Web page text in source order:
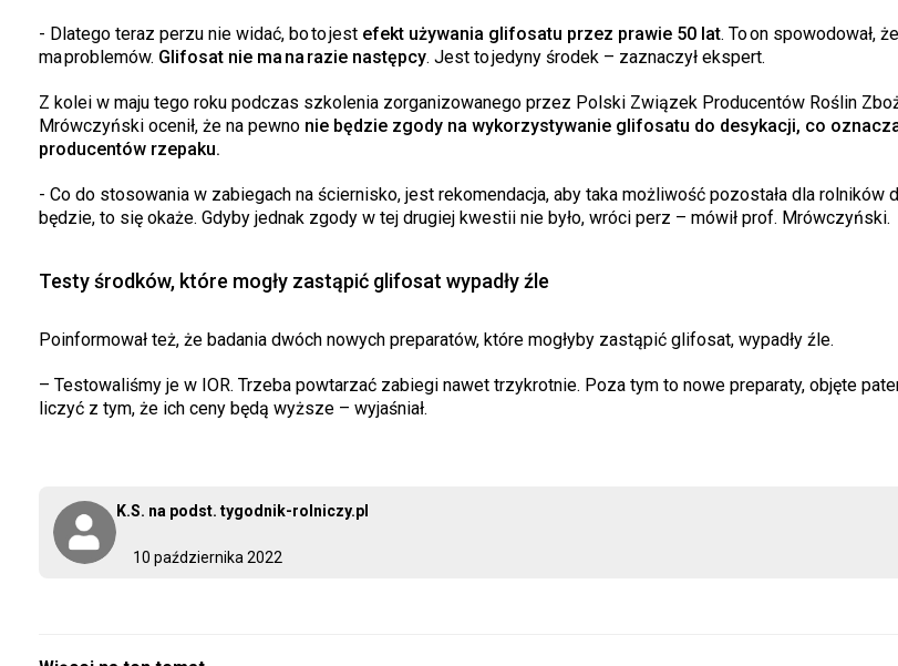
10 października 2022
K.S. na podst. tygodnik-rolniczy.pl
- Dlatego teraz perzu nie widać, bo to jest efekt używania glifosatu przez prawie 50 lat. To on spowodował,
ma problemów. Glifosat nie ma na razie następcy. Jest to jedyny środek – zaznaczył ekspert.
Z kolei w maju tego roku podczas szkolenia zorganizowanego przez Polski Związek Producentów Roślin
Mrówczyński ocenił, że na pewnonie będzie zgody na wykorzystywanie glifosatu do desykacji, co
producentów rzepaku.
- Co do stosowania w zabiegach na ściernisko, jest rekomendacja, aby taka możliwość pozostała dla rolników
będzie, to się okaże. Gdyby jednak zgody w tej drugiej kwestii nie było, wróci perz – mówił prof. Mrówczyński.
Testy środków, które mogły zastąpić glifosat wypadły źle
Poinformował też, że badania dwóch nowych preparatów, które mogłyby zastąpić glifosat, wypadły źle.
– Testowaliśmy je w IOR. Trzeba powtarzać zabiegi nawet trzykrotnie. Poza tym to nowe preparaty, objęte
liczyć z tym, że ich ceny będą wyższe – wyjaśniał.